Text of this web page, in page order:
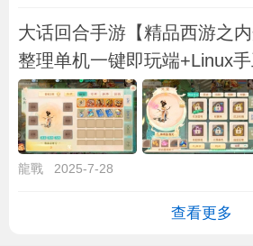
大话回合手游【精品西游之
整理单机一键即玩端+Linux
龍戰 2025-7-28
查看更多